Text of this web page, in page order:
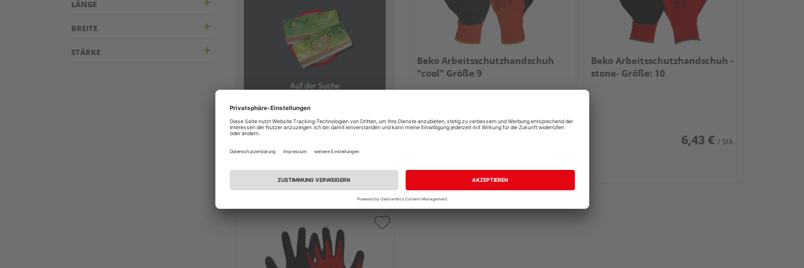
LÄNGE
BREITE
STÄRKE
Beko Arbeitsschutzhandschuh
"cool" Größe 9
Beko Arbeitsschutzhandschuh -
stone- Größe: 10
6,43 € / Stk.